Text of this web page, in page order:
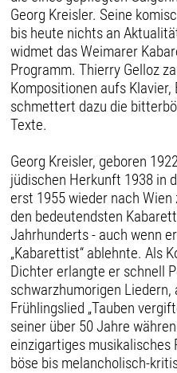
Georg Kreisler. Seine
bis heute nichts an
widmet das Weimarer
Programm. Thierry Gelloz
Kompositionen aufs
schmettert dazu die
Texte.
Georg Kreisler, geboren
jüdischen Herkunft 1938 in
erst 1955 wieder nach
den bedeutendsten
Jahrhunderts - auch wenn
„Kabarettist“ ablehnte. Als
Dichter erlangte er schnell
schwarzhumorigen Liedern,
Frühlingslied „Tauben
seiner über 50 Jahre
einzigartiges musikalisches
böse bis melancholisch-